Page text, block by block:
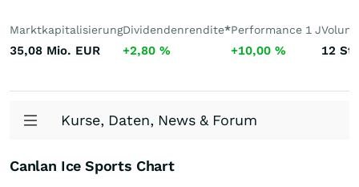
Marktkapitalisierung
35,08 Mio. EUR
Dividendenrendite*
+2,80 %
Performance 1 J
+10,00 % 12 St.
Kurse, Daten, News & Forum
Canlan Ice Sports Chart